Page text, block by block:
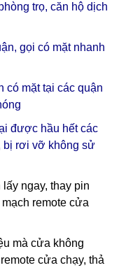
trọ, căn hộ dịch
gọi có mặt nhanh
có mặt tại các quận
được hầu hết các
bị rơi vỡ không sử
ngay, thay pin
remote cửa
mà cửa không
cửa chạy, thả